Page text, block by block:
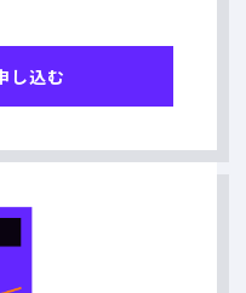
し込む